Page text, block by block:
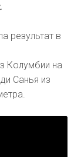
результат в
Колумбии на
Санья из